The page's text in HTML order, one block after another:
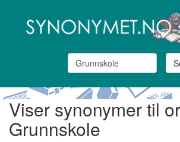
Viser synonymer til
Grunnskole